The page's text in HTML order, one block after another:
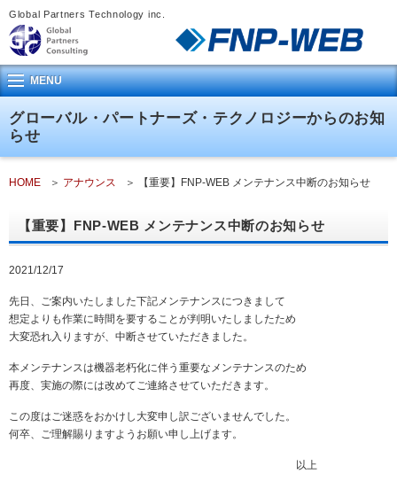
Global Partners Technology inc.
MENU
グローバル・パートナーズ・テクノロジーからのお知
らせ
HOME アナウンス 【重要】FNP-WEB メンテナンス中断のお知らせ
【重要】FNP-WEB メンテナンス中断のお知らせ
2021/12/17
先日、ご案内いたしました下記メンテナンスにつきまして
想定よりも作業に時間を要することが判明いたしましたため
大変恐れ入りますが、中断させていただきました。
本メンテナンスは機器老朽化に伴う重要なメンテナンスのため
再度、実施の際には改めてご連絡させていただきます。
この度はご迷惑をおかけし大変申し訳ございませんでした。
何卒、ご理解賜りますようお願い申し上げます。
以上